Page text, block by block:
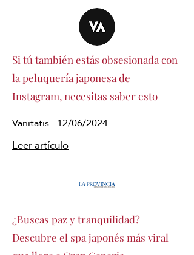
Si tú también estás obsesionada con
la peluquería japonesa de
Instagram, necesitas saber esto
Vanitatis - 12/06/2024
Leer artículo
¿Buscas paz y tranquilidad?
Descubre el spa japonés más viral